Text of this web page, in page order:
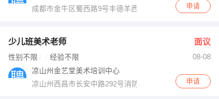
成都市金牛区蜀西路9号丰德羊西中心1201 申请
少儿班美术老师 面议
性别不限 经验不限
08-08
凉山州金艺堂美术培训中心
凉山州西昌市长安中路292号消防队旁10米
申请